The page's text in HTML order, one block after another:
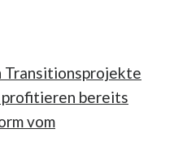
Transitionsprojekte
bereits
vom